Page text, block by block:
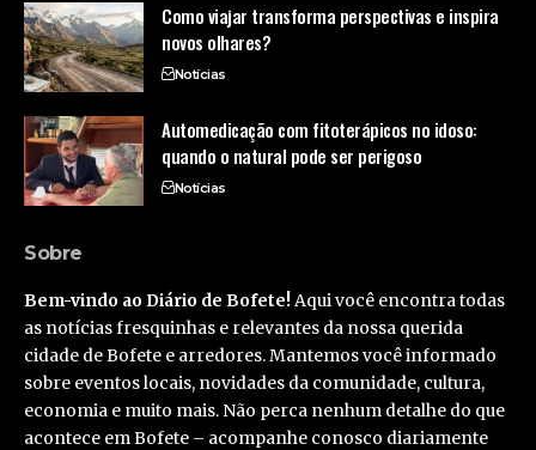
Como viajar transforma perspectivas e inspira
novos olhares?
Notícias
Automedicação com fitoterápicos no idoso:
quando o natural pode ser perigoso
Notícias
Sobre
Bem-vindo ao Diário de Bofete!Aqui você encontra todas
as notícias fresquinhas e relevantes da nossa querida
cidade de Bofete e arredores. Mantemos você informado
sobre eventos locais, novidades da comunidade, cultura,
economia e muito mais. Não perca nenhum detalhe do que
acontece em Bofete – acompanhe conosco diariamente